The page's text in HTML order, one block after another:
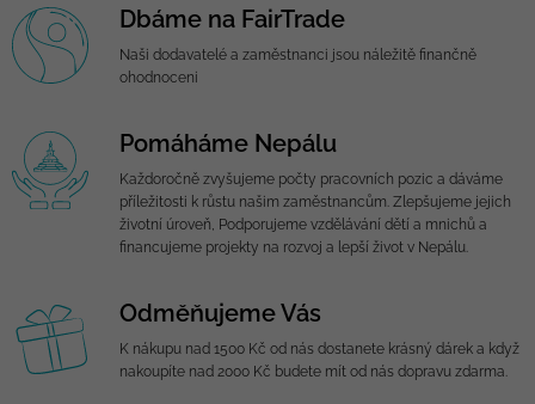
Dbáme na FairTrade
Naši dodavatelé a zaměstnanci jsou náležitě finančně
ohodnoceni
Pomáháme Nepálu
Každoročně zvyšujeme počty pracovních pozic a dáváme
příležitosti k růstu našim zaměstnancům. Zlepšujeme jejich
životní úroveň, Podporujeme vzdělávání dětí a mnichů a
financujeme projekty na rozvoj a lepší život v Nepálu.
Odměňujeme Vás
K nákupu nad 1500 Kč od nás dostanete krásný dárek a když
nakoupíte nad 2000 Kč budete mít od nás dopravu zdarma.